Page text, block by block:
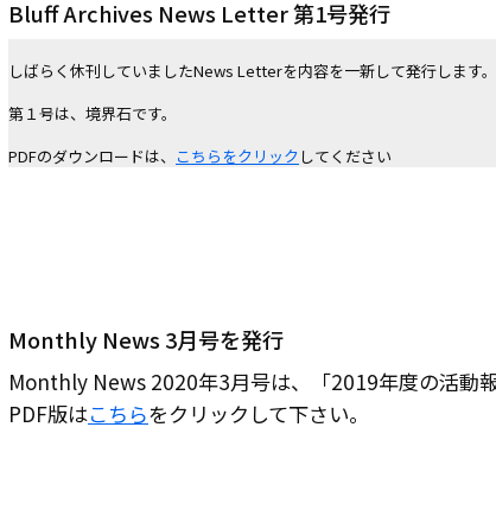
Bluff Archives News Letter 第1号発行
しばらく休刊していましたNews Letterを内容を一新して発行します。
第１号は、境界石です。
PDFのダウンロードは、 こちらをクリック してください
Monthly News 3月号を発行
Monthly News 2020年3月号は、「2019年度の活動報
PDF版はこちらをクリックして下さい。